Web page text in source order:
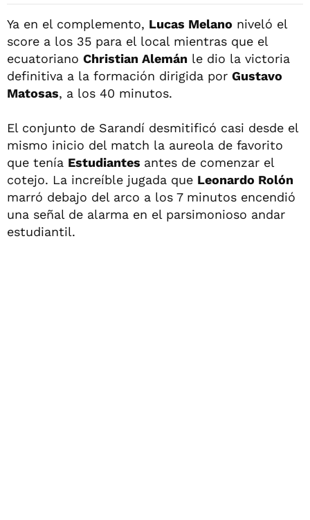
Ya en el complemento, Lucas Melano niveló el
score a los 35 para el local mientras que el
ecuatoriano Christian Alemán le dio la victoria
definitiva a la formación dirigida por Gustavo
Matosas, a los 40 minutos.
El conjunto de Sarandí desmitificó casi desde el
mismo inicio del match la aureola de favorito
que tenía Estudiantes antes de comenzar el
cotejo. La increíble jugada que Leonardo Rolón
marró debajo del arco a los 7 minutos encendió
una señal de alarma en el parsimonioso andar
estudiantil.